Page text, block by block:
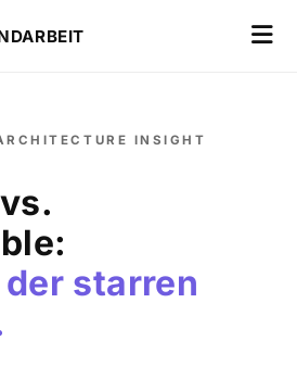
INSIGHT
der starren